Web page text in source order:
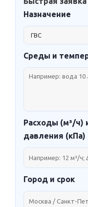
Назначение
Среды и
Расходы (м³/ч)
давления (кПа)
Город и срок